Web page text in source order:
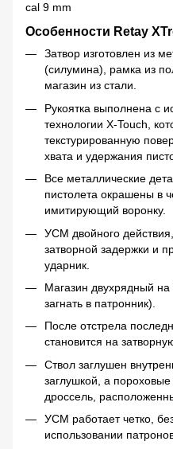
Особенности Retay
Затвор изготовлен из
(силумина), рамка из
магазин из стали.
Рукоятка выполнена с
технологии X-Touch,
текстурированную
хвата и удержания
Все металлические
пистолета окрашены в
имитирующий воронку.
УСМ двойного
затворной задержки и
ударник.
Магазин двухрядный
загнать в патронник).
После отстрела
становится на
Ствол заглушен
заглушкой, а пороховые
дроссель,
УСМ работает четко,
использовании